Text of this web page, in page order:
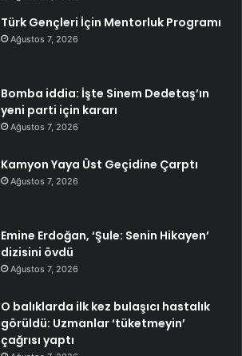
Türk Gençleri İçin Mentorluk Programı
Ağustos 7, 2026
Bomba iddia: İşte Sinem Dedetaş’ın
yeni parti için kararı
Ağustos 7, 2026
Kamyon Yaya Üst Geçidine Çarptı
Ağustos 7, 2026
Emine Erdoğan, ‘Şule: Senin Hikayen’
dizisini övdü
Ağustos 7, 2026
O balıklarda ilk kez bulaşıcı hastalık
görüldü: Uzmanlar ‘tüketmeyin’
çağrısı yaptı